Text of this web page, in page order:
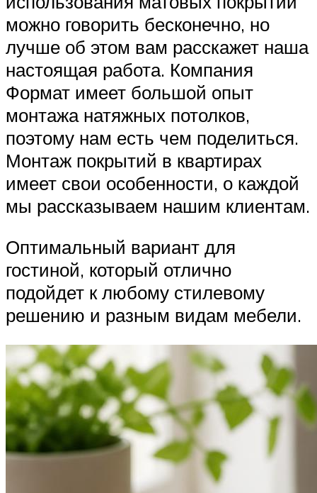
можно говорить бесконечно, но
лучше об этом вам расскажет наша
настоящая работа. Компания
Формат имеет большой опыт
монтажа натяжных потолков,
поэтому нам есть чем поделиться.
Монтаж покрытий в квартирах
имеет свои особенности, о каждой
мы рассказываем нашим клиентам.
Оптимальный вариант для
гостиной, который отлично
подойдет к любому стилевому
решению и разным видам мебели.